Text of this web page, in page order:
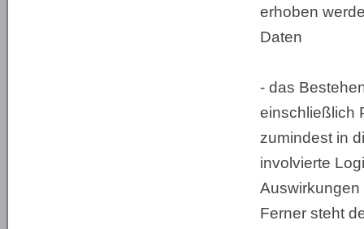
erhoben
Daten
- das
einschließlich
zumindest in
involvierte
Auswirkungen
Ferner steht